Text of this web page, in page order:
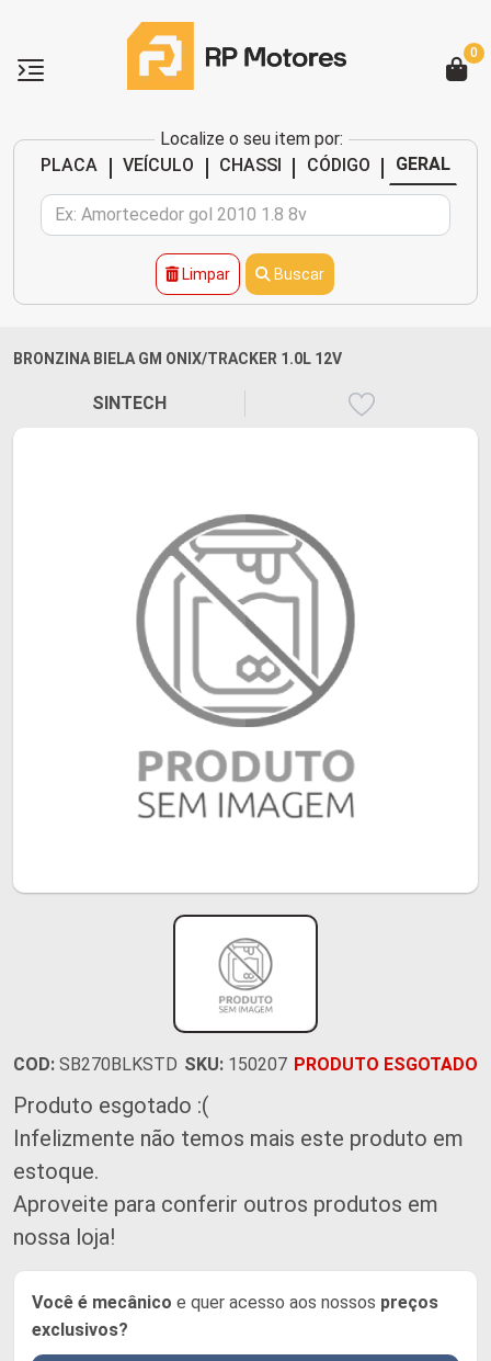
Localize o seu item por:
PLACA
| VEÍCULO | CHASSI | CÓDIGO | GERAL
Limpar Buscar
0
BRONZINA BIELA GM ONIX/TRACKER 1.0L 12V
SINTECH
COD: SB270BLKSTD SKU: 150207 PRODUTO ESGOTADO
Produto esgotado :(
Infelizmente não temos mais este produto em
estoque.
Aproveite para conferir outros produtos em
nossa loja!
Você é mecânico e quer acesso aos nossos preços
exclusivos?